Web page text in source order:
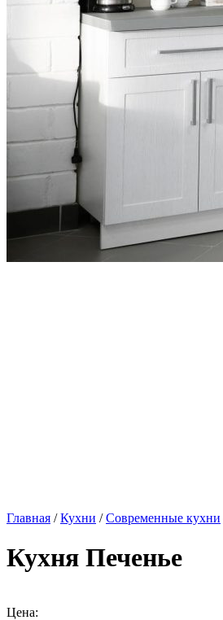
Главная /Кухни /Современные кухни
Кухня Печенье
Цена: